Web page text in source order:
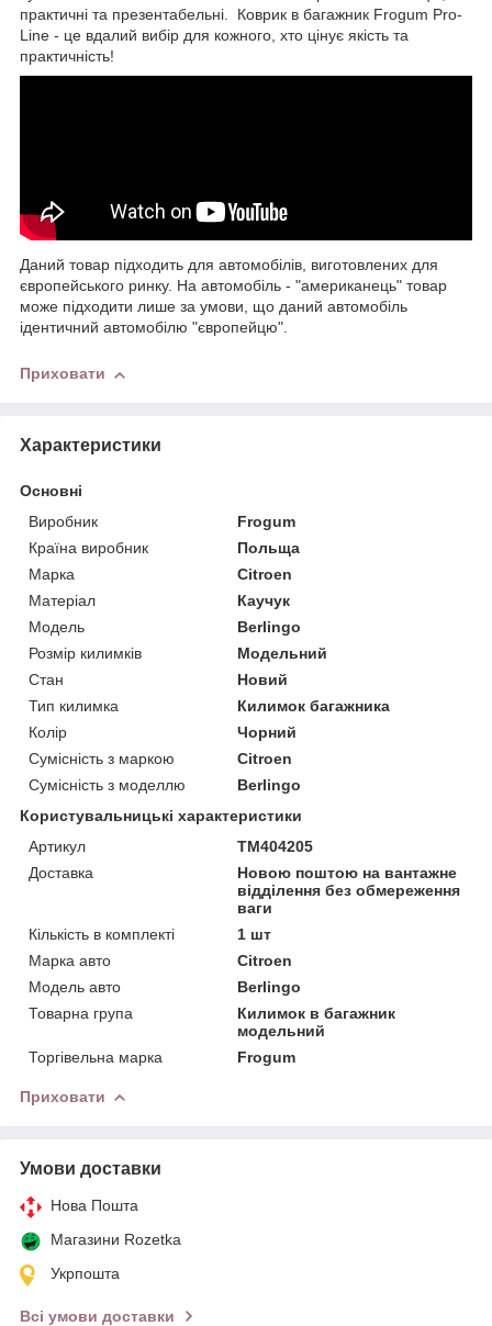
практичні та презентабельні. Коврик в багажник Frogum Pro-
Line - це вдалий вибір для кожного, хто цінує якість та
практичність!
Даний товар підходить для автомобілів, виготовлених для
європейського ринку. На автомобіль - "американець" товар
може підходити лише за умови, що даний автомобіль
ідентичний автомобілю "європейцю".
Приховати
Характеристики
Основні
Виробник
Frogum
Країна виробник
Польща
Марка
Citroen
Матеріал
Каучук
Модель
Berlingo
Розмір килимків
Модельний
Стан
Новий
Тип килимка
Килимок багажника
Колір
Чорний
Сумісність з маркою
Citroen
Сумісність з моделлю
Berlingo
Користувальницькі характеристики
Артикул
TM404205
Доставка
Новою поштою на вантажне
відділення без обмереження
ваги
Кількість в комплекті
1 шт
Марка авто
Citroen
Модель авто
Berlingo
Товарна група
Килимок в багажник
модельний
Торгівельна марка
Frogum
Приховати
Умови доставки
Нова Пошта
Магазини Rozetka
Укрпошта
Всі умови доставки